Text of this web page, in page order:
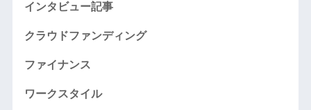
インタビュー記事
クラウドファンディング
ファイナンス
ワークスタイル